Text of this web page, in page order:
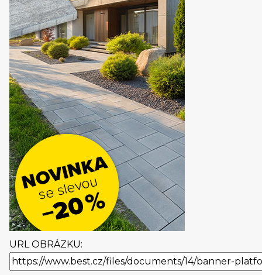
URL OBRÁZKU: